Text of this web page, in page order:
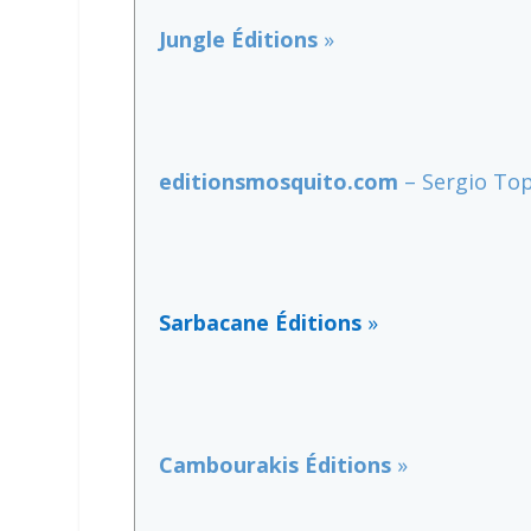
Jungle Éditions»
editionsmosquito.com – Sergio
Sarbacane Éditions »
Cambourakis Éditions»